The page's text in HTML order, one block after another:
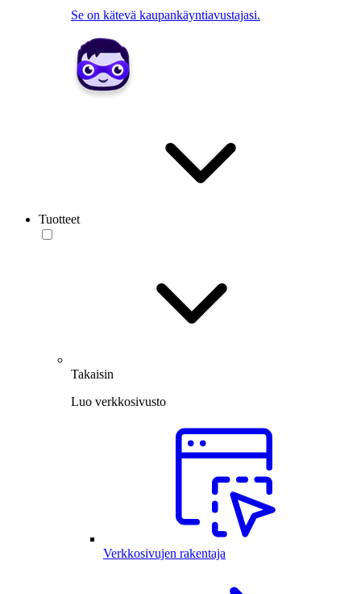
Se on kätevä kaupankäyntiavustajasi.
Tuotteet
Takaisin
Luo verkkosivusto
Verkkosivujen rakentaja